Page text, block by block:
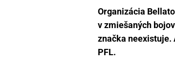
Organizácia
v zmiešaných
značka neexistuje.
PFL.